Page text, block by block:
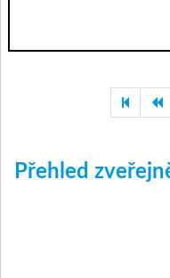
Přehled